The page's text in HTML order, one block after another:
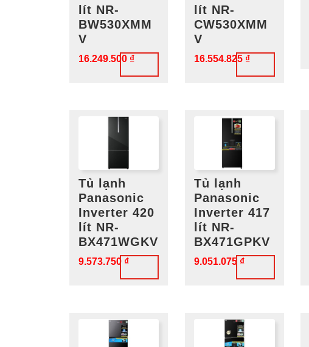
lít NR-
BW530XMM
V
16.249.500 ₫
lít NR-
CW530XMM
V
16.554.825 ₫
Tủ lạnh
Panasonic
Inverter 420
lít NR-
BX471WGKV
9.573.750 ₫
Tủ lạnh
Panasonic
Inverter 417
lít NR-
BX471GPKV
9.051.075 ₫